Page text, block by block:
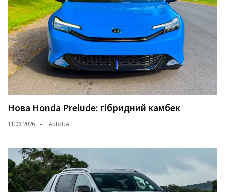
Нова Honda Prelude: гібридний камбек
11.06.2026 AutoUA